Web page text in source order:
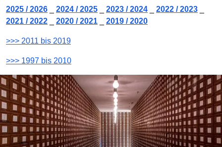
2025 / 2026 2024 / 2025 2023 / 2024 2022 / 2023
2021 / 2022
2020 / 2021 2019 / 2020
>>> 2011 bis 2019
>>> 1997 bis 2010